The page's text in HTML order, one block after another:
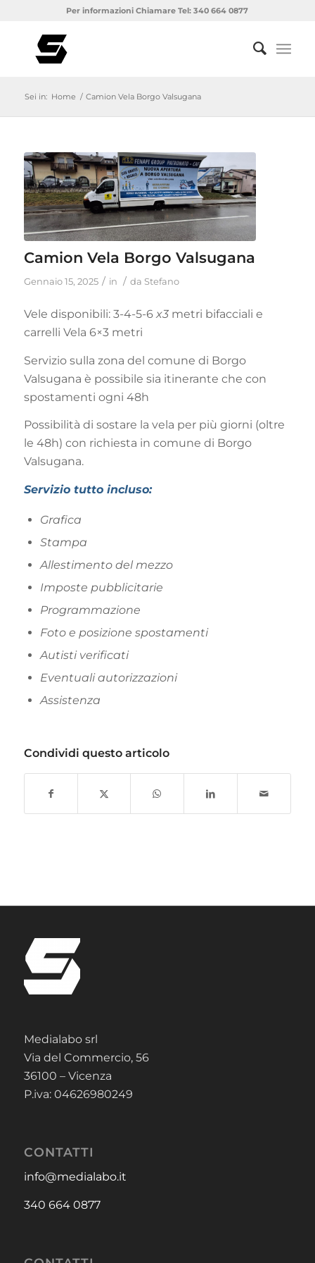
Per informazioni Chiamare Tel: 340 664 0877
Sei in: Home / Camion Vela Borgo Valsugana
Camion Vela Borgo Valsugana
Gennaio 15, 2025 / in / da Stefano
Vele disponibili: 3-4-5-6x3metri bifacciali e
carrelli Vela 6×3 metri
Servizio sulla zona del comune di Borgo
Valsugana è possibile sia itinerante che con
spostamenti ogni 48h
Possibilità di sostare la vela per più giorni (oltre
le 48h) con richiesta in comune di Borgo
Valsugana.
Servizio tutto incluso:
Grafica
Stampa
Allestimento del mezzo
Imposte pubblicitarie
Programmazione
Foto e posizione spostamenti
Autisti verificati
Eventuali autorizzazioni
Assistenza
Condividi questo articolo
Medialabo srl
Via del Commercio, 56
36100 – Vicenza
P.iva: 04626980249
CONTATTI
info@medialabo.it
340 664 0877